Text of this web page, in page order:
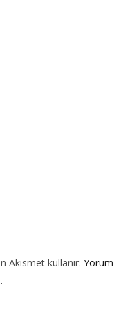
Akismet kullanır. Yorum